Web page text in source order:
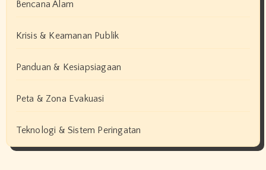
Bencana Alam
Krisis & Keamanan Publik
Panduan & Kesiapsiagaan
Peta & Zona Evakuasi
Teknologi & Sistem Peringatan